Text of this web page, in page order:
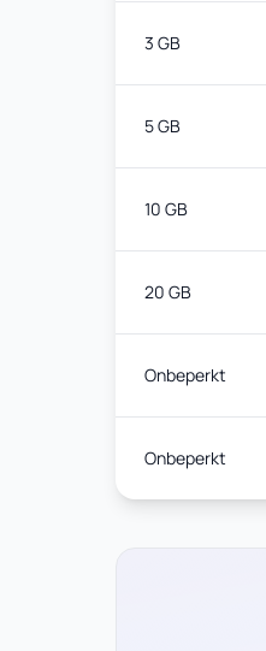
3 GB
5 GB
10 GB
20 GB
Onbeperkt
Onbeperkt